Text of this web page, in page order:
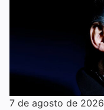
7 de agosto de 2026